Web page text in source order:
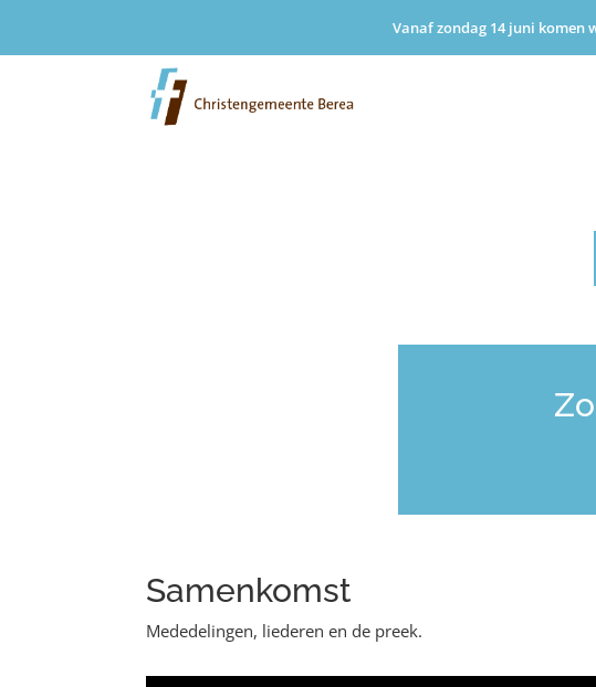
Vanaf zondag 14 juni komen
Samenkomst
Mededelingen, liederen en de preek.